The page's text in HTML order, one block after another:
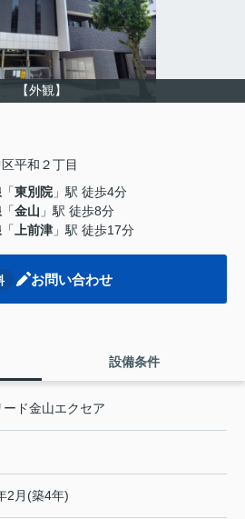
【外観】
平和２丁目
「東別院 」駅 徒歩4分
「金山 」駅 徒歩8分
「上前津 」駅 徒歩17分
お問い合わせ
設備条件
ード金山エクセア
2月(築4年)